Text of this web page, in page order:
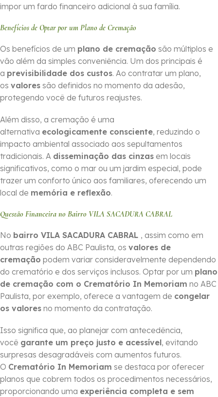
impor um fardo financeiro adicional à sua família.
Benefícios de Optar por um Plano de Cremação
Os benefícios de um plano de cremação são múltiplos e
vão além da simples conveniência. Um dos principais é
a previsibilidade dos custos. Ao contratar um plano,
os valores são definidos no momento da adesão,
protegendo você de futuros reajustes.
Além disso, a cremação é uma
alternativa ecologicamente consciente, reduzindo o
impacto ambiental associado aos sepultamentos
tradicionais. A disseminação das cinzas em locais
significativos, como o mar ou um jardim especial, pode
trazer um conforto único aos familiares, oferecendo um
local de memória e reflexão.
Questão Financeira no Bairro VILA SACADURA CABRAL
No bairro VILA SACADURA CABRAL , assim como em
outras regiões do ABC Paulista, os valores de
cremação podem variar consideravelmente dependendo
do crematório e dos serviços inclusos. Optar por um plano
de cremação com o Crematório In Memoriam no ABC
Paulista, por exemplo, oferece a vantagem de congelar
os valores no momento da contratação.
Isso significa que, ao planejar com antecedência,
você garante um preço justo e acessível, evitando
surpresas desagradáveis com aumentos futuros.
O Crematório In Memoriam se destaca por oferecer
planos que cobrem todos os procedimentos necessários,
proporcionando uma experiência completa e sem